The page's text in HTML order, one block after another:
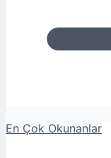
En Çok Okunanlar